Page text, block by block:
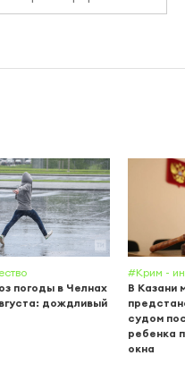
погоды в Челнах
дождливый
#Крим -
В Казани
судом
ребенка
окна